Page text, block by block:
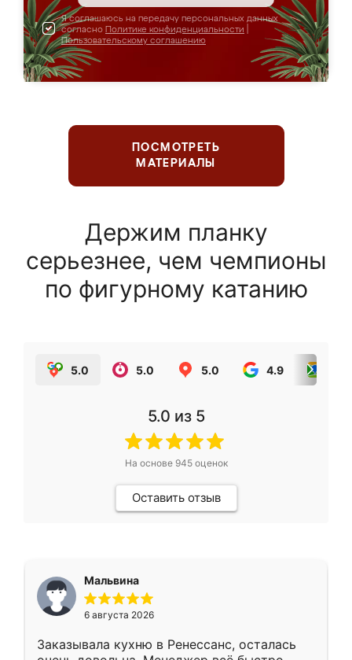
Я соглашаюсь на передачу персональных данных
согласно Политике конфиденциальности
Пользовательскому соглашению
ПОСМОТРЕТЬ
МАТЕРИАЛЫ
Держим планку
серьезнее, чем чемпионы
по фигурному катанию
5.0 5.0 5.0 4.9
5.0 из 5
На основе 945оценок
Оставить отзыв
Мальвина
6 августа 2026
Заказывала кухню в Ренессанс, осталась